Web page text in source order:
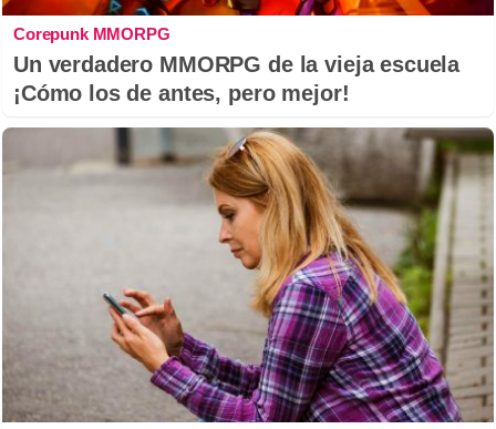
Corepunk MMORPG
Un verdadero MMORPG de la vieja escuela
¡Cómo los de antes, pero mejor!